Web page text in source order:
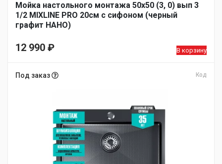
Мойка настольного монтажа 50х50 (3, 0) вып 3
1/2 MIXLINE PRO 20см с сифоном (черный
графит НАНО)
12 990 ₽ В корзину
Под заказ Код